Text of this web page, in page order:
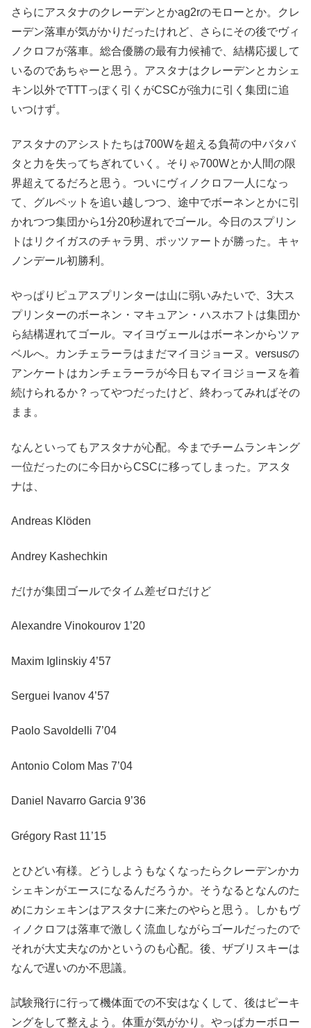
さらにアスタナのクレーデンとかag2rのモローとか。クレ
ーデン落車が気がかりだったけれど、さらにその後でヴィ
ノクロフが落車。総合優勝の最有力候補で、結構応援して
いるのであちゃーと思う。アスタナはクレーデンとカシェ
キン以外でTTTっぽく引くがCSCが強力に引く集団に追
いつけず。
アスタナのアシストたちは700Wを超える負荷の中バタバ
タと力を失ってちぎれていく。そりゃ700Wとか人間の限
界超えてるだろと思う。ついにヴィノクロフ一人になっ
て、グルペットを追い越しつつ、途中でボーネンとかに引
かれつつ集団から1分20秒遅れでゴール。今日のスプリン
トはリクイガスのチャラ男、ポッツァートが勝った。キャ
ノンデール初勝利。
やっぱりピュアスプリンターは山に弱いみたいで、3大ス
プリンターのボーネン・マキュアン・ハスホフトは集団か
ら結構遅れてゴール。マイヨヴェールはボーネンからツァ
ベルへ。カンチェラーラはまだマイヨジョーヌ。versusの
アンケートはカンチェラーラが今日もマイヨジョーヌを着
続けられるか？ってやつだったけど、終わってみればその
まま。
なんといってもアスタナが心配。今までチームランキング
一位だったのに今日からCSCに移ってしまった。アスタ
ナは、
Andreas Klöden
Andrey Kashechkin
だけが集団ゴールでタイム差ゼロだけど
Alexandre Vinokourov 1’20
Maxim Iglinskiy 4’57
Serguei Ivanov 4’57
Paolo Savoldelli 7’04
Antonio Colom Mas 7’04
Daniel Navarro Garcia 9’36
Grégory Rast 11’15
とひどい有様。どうしようもなくなったらクレーデンかカ
シェキンがエースになるんだろうか。そうなるとなんのた
めにカシェキンはアスタナに来たのやらと思う。しかもヴ
ィノクロフは落車で激しく流血しながらゴールだったので
それが大丈夫なのかというのも心配。後、ザブリスキーは
なんで遅いのか不思議。
試験飛行に行って機体面での不安はなくして、後はピーキ
ングをして整えよう。体重が気がかり。やっぱカーボロー